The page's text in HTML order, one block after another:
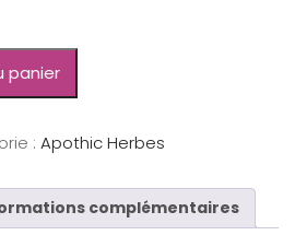
panier
: Apothic Herbes
complémentaires